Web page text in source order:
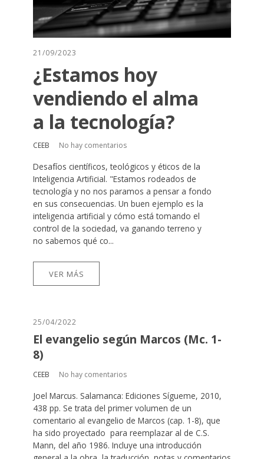
21/09/2023
¿Estamos hoy
vendiendo el alma
a la tecnología?
CEEB No hay comentarios
Desafíos científicos, teológicos y éticos de la
Inteligencia Artificial. "Estamos rodeados de
tecnología y no nos paramos a pensar a fondo
en sus consecuencias. Un buen ejemplo es la
inteligencia artificial y cómo está tomando el
control de la sociedad, va ganando terreno y
no sabemos qué co...
VER MÁS
25/04/2022
El evangelio según Marcos (Mc. 1-
8)
CEEB No hay comentarios
Joel Marcus. Salamanca: Ediciones Sígueme, 2010,
438 pp. Se trata del primer volumen de un
comentario al evangelio de Marcos (cap. 1-8), que
ha sido proyectado para reemplazar al de C.S.
Mann, del año 1986. Incluye una introducción